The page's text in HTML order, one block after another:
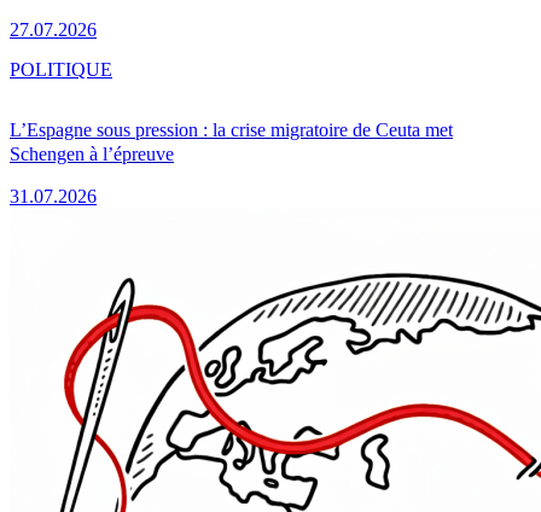
27.07.2026
L’Espagne sous pression : la crise migratoire de Ceuta met
Schengen à l’épreuve
31.07.2026
POLITIQUE